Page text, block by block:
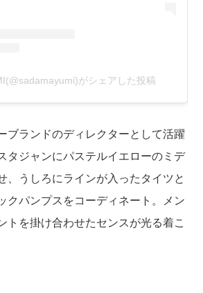
がシェアした投稿
ブランドのディレクターとして活躍
タジャンにパステルイエローのミデ
、うしろにラインが入ったタイツと
クパンプスをコーディネート。メン
トを掛け合わせたセンスが光る着こ